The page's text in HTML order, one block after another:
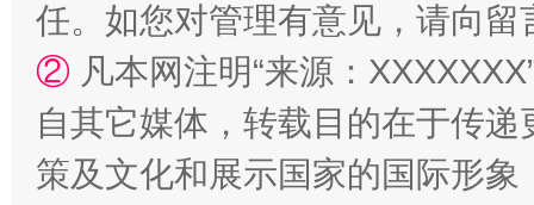
任。如您对管理有意见，请向
② 凡本网注明“来源：
自其它媒体，转载目的在于传
策及文化和展示国家的国际形